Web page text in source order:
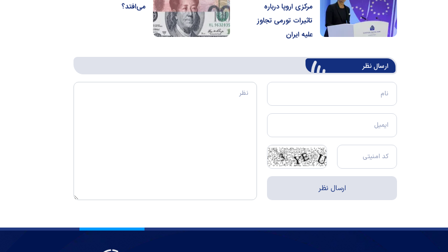
مرکزی اروپا درباره
تاثیرات تورمی تجاوز
علیه ایران
می‌افتد؟
ارسال‌ نظر